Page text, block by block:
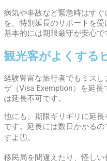
病気や事故など緊急時はす
を。特別延長のサポートを受
基本的には期限厳守が安心で
観光客がよくする
経験豊富な旅行者でもミス
ザ（Visa Exemption）を延
は延長不可です。
他にも、期限ギリギリに延
です。延長には数日かかる
すよ🕔。
移民局を間違えたり、怪し